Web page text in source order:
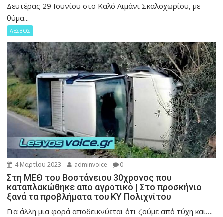
Δευτέρας 29 Ιουνίου στο Καλό Λιμάνι Σκαλοχωρίου, με
θύμα...
ΛΕΣΒΟΣ
4 Μαρτίου 2023 adminvoice 0
Στη ΜΕΘ του Βοστάνειου 30χρονος που
καταπλακώθηκε απο αγροτικό | Στο προσκήνιο
ξανά τα προβλήματα του ΚΥ Πολιχνίτου
Για άλλη μια φορά αποδεικνύεται ότι ζούμε από τύχη και….